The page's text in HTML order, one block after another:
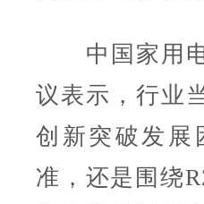
中国家用电
议表示，行业
创新突破发展
准，还是围绕